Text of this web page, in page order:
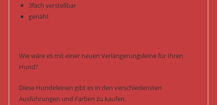
3fach verstellbar
genäht
Wie wäre es mit einer neuen Verlängerungsleine für Ihren
Hund?
Diese Hundeleinen gibt es in den verschiedensten
Ausführungen und Farben zu kaufen.